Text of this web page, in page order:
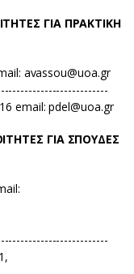
ΓΙΑ ΠΡΑΚΤΙΚΗ
avassou@uoa.gr
email: pdel@uoa.gr
ΓΙΑ ΣΠΟΥΔΕΣ